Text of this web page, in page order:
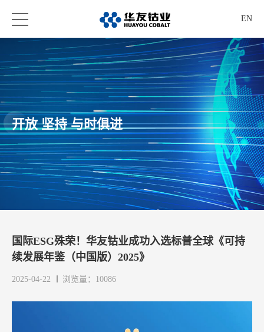
EN
开放 坚持 与时俱进
国际ESG殊荣！华友钴业成功入选标普全球《可持
续发展年鉴（中国版）2025》
2025-04-22 浏览量：10086